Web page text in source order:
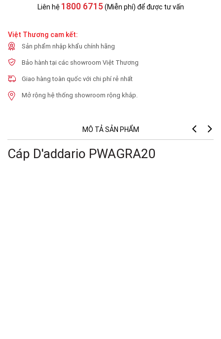
Liên hệ 1800 6715 (Miễn phí) để được tư vấn
Việt Thương cam kết:
Sản phẩm nhập khẩu chính hãng
Bảo hành tại các showroom Việt Thương
Giao hàng toàn quốc với chi phí rẻ nhất
Mở rộng hệ thống showroom rộng khắp.
MÔ TẢ SẢN PHẨM
Cáp D'addario PWAGRA20